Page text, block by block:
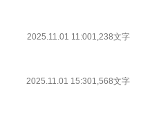
2025.11.01 11:001,238文字
2025.11.01 15:301,568文字